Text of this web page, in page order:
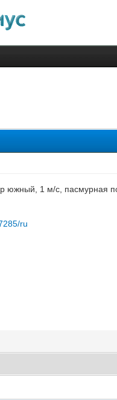
южный, 1 м/с, пасмурная
ru